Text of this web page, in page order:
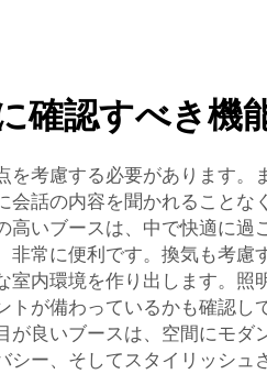
確認すべき機
を考慮する必要があります
話の内容を聞かれること
いブースは、中で快適に
常に便利です。換気も考
室内環境を作り出します。
が備わっているかも確認
良いブースは、空間にモ
ー、そしてスタイリッシ